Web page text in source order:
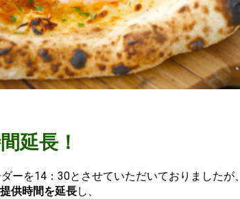
延長！
ーを14：30とさせていただいておりましたが、
供時間を延長し、